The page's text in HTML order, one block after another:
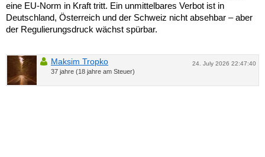
eine EU-Norm in Kraft tritt. Ein unmittelbares Verbot ist in
Deutschland, Österreich und der Schweiz nicht absehbar – aber
der Regulierungsdruck wächst spürbar.
24. July 2026 22:47:40
Maksim Tropko
37 jahre (18 jahre am Steuer)